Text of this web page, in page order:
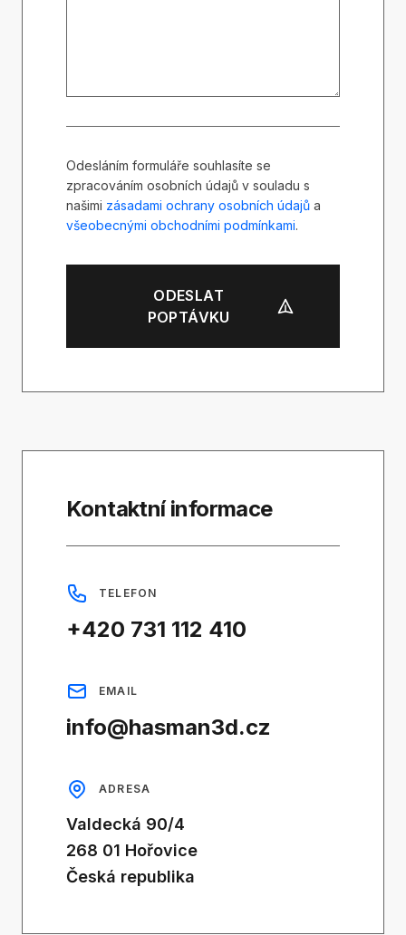
Odesláním formuláře souhlasíte se
zpracováním osobních údajů v souladu s
našimi zásadami ochrany osobních údajů a
všeobecnými obchodními podmínkami.
ODESLAT
POPTÁVKU
Kontaktní informace
TELEFON
+420 731 112 410
EMAIL
info@hasman3d.cz
ADRESA
Valdecká 90/4
268 01 Hořovice
Česká republika